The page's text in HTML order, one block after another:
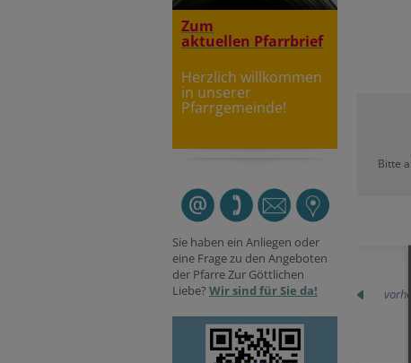
Zum
aktuellen Pfarrbrief
Herzlich willkommen
in unserer
Pfarrgemeinde!
Sie haben ein Anliegen oder
eine Frage zu den Angeboten
der Pfarre Zur Göttlichen
Liebe? Wir sind für Sie da!
Bitte